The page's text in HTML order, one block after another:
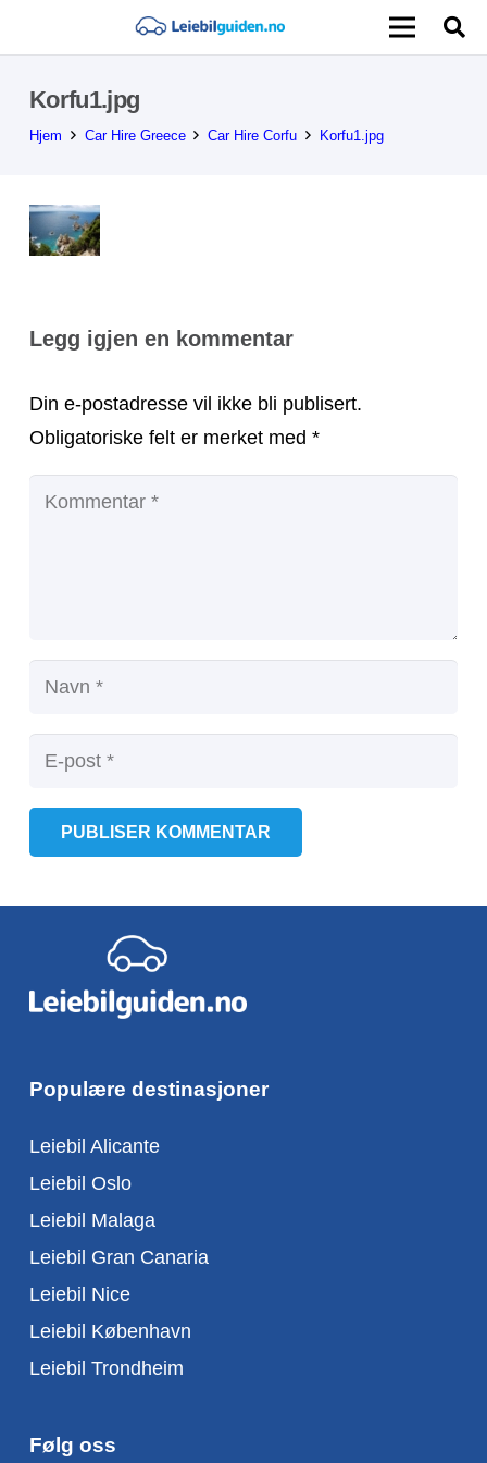
Korfu1.jpg
Hjem Car Hire Greece Car Hire Corfu Korfu1.jpg
Legg igjen en kommentar
Din e-postadresse vil ikke bli publisert.
Obligatoriske felt er merket med *
PUBLISER KOMMENTAR
Populære destinasjoner
Leiebil Alicante
Leiebil Oslo
Leiebil Malaga
Leiebil Gran Canaria
Leiebil Nice
Leiebil København
Leiebil Trondheim
Følg oss